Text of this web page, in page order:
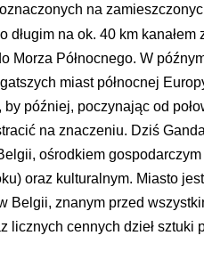
na
długim na ok. 40 km kanałem
Morza Północnego. W
miast północnej
później, poczynając od
na znaczeniu. Dziś
ośrodkiem
oraz kulturalnym. Miasto
Belgii, znanym przed
licznych cennych dzieł sztuki